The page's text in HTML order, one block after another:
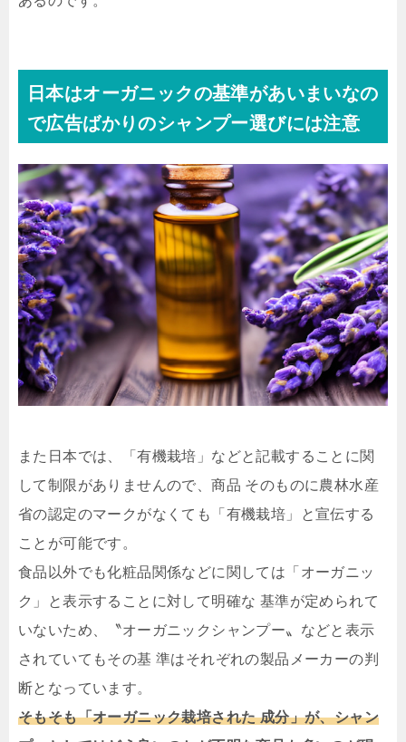
日本はオーガニックの基準があいまいなの
で広告ばかりのシャンプー選びには注意
また日本では、「有機栽培」などと記載することに関
して制限がありませんので、商品 そのものに農林水産
省の認定のマークがなくても「有機栽培」と宣伝する
ことが可能です。
食品以外でも化粧品関係などに関しては「オーガニッ
ク」と表示することに対して明確な 基準が定められて
いないため、〝オーガニックシャンプー〟などと表示
されていてもその基 準はそれぞれの製品メーカーの判
断となっています。
そもそも「オーガニック栽培された 成分」が、シャン